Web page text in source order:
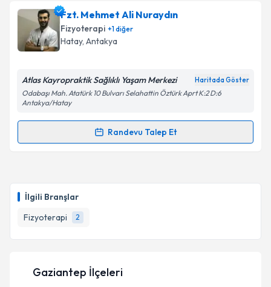
İlgili Branşlar
Fizyoterapi
2
Fzt. Mehmet Ali Nuraydın
Fizyoterapi +1diğer
Hatay, Antakya
Atlas Kayropraktik Sağlıklı Yaşam Merkezi Haritada Göster
Odabaşı Mah. Atatürk 10 Bulvarı Selahattin Öztürk Aprt K:2 D:6
Antakya/Hatay
Randevu Talep Et
Randevu Takvimi Talebi
takvim hazırlandığında e-posta ile bilgilendireceğiz.
E-posta Adresiniz
Gaziantep İlçeleri